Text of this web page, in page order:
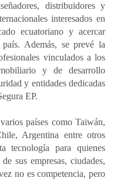
distribuidores y
interesados en
ecuatoriano y acercar
país. Además, se prevé la
vinculados a los
y de desarrollo
y entidades dedicadas
EP.
países como Taiwán,
Argentina entre otros
tecnología para quienes
sus empresas, ciudades,
no es competencia, pero